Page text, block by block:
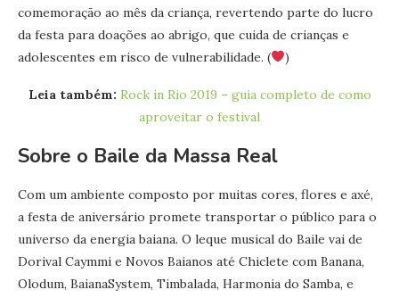
comemoração ao mês da criança, revertendo parte do lucro
da festa para doações ao abrigo, que cuida de crianças e
adolescentes em risco de vulnerabilidade. (
)
Leia também: Rock in Rio 2019 – guia completo de como
aproveitar o festival
Sobre o Baile da Massa Real
Com um ambiente composto por muitas cores, flores e axé,
a festa de aniversário promete transportar o público para o
universo da energia baiana. O leque musical do Baile vai de
Dorival Caymmi e Novos Baianos até Chiclete com Banana,
Olodum, BaianaSystem, Timbalada, Harmonia do Samba, e